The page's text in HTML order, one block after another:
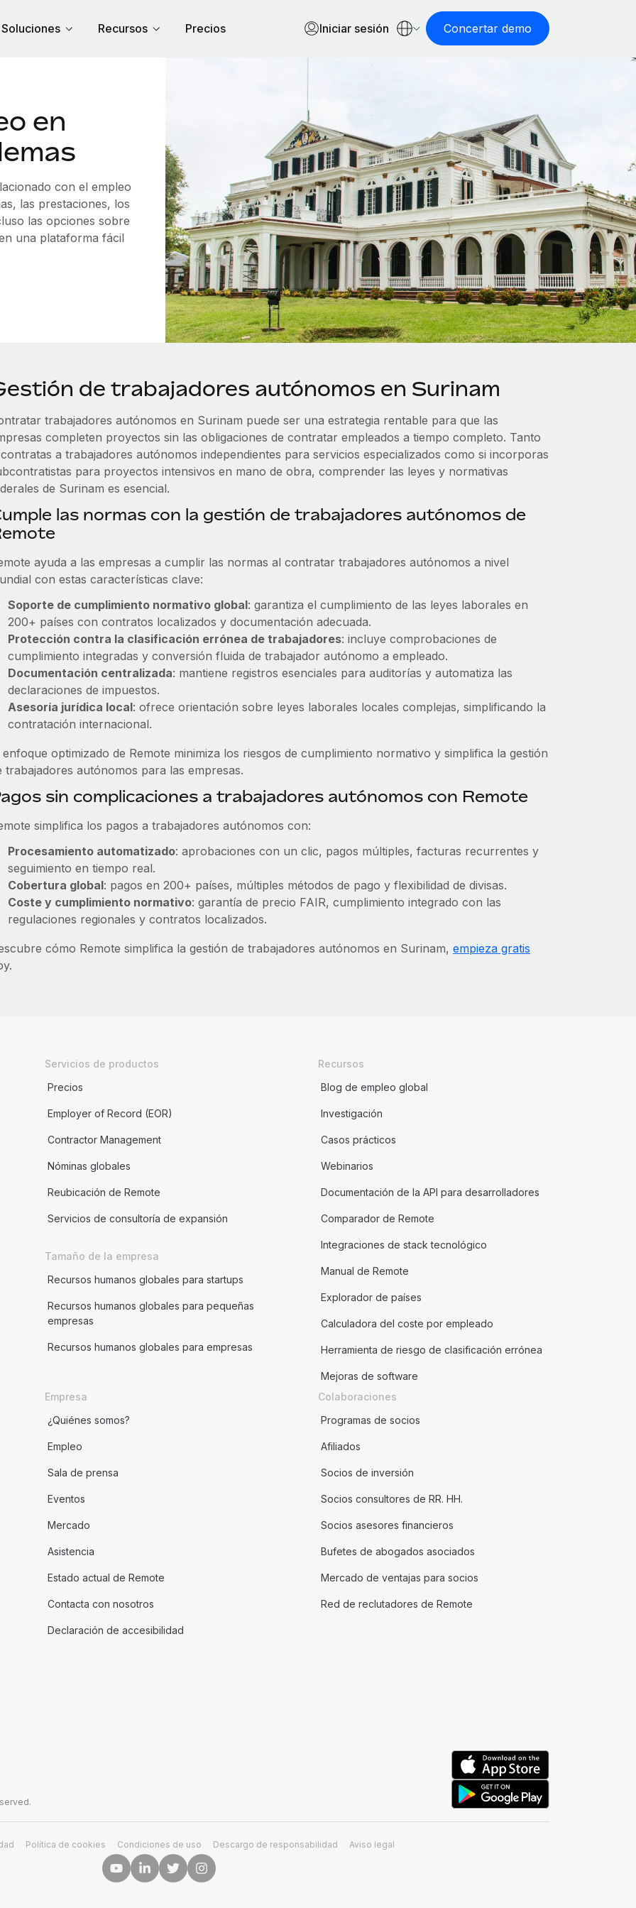
Soluciones Recursos Precios Iniciar sesión Concertar demo
en
con el empleo
las prestaciones, los
las opciones sobre
una plataforma fácil
de trabajadores autónomos en Surinam
trabajadores autónomos en Surinam puede ser una estrategia rentable para que las
completen proyectos sin las obligaciones de contratar empleados a tiempo completo. Tanto
a trabajadores autónomos independientes para servicios especializados como si incorporas
para proyectos intensivos en mano de obra, comprender las leyes y normativas
de Surinam es esencial.
las normas con la gestión de trabajadores autónomos de
ayuda a las empresas a cumplir las normas al contratar trabajadores autónomos a nivel
con estas características clave:
Soporte de cumplimiento normativo global: garantiza el cumplimiento de las leyes laborales en
200+ países con contratos localizados y documentación adecuada.
Protección contra la clasificación errónea de trabajadores: incluye comprobaciones de
cumplimiento integradas y conversión fluida de trabajador autónomo a empleado.
Documentación centralizada: mantiene registros esenciales para auditorías y automatiza las
declaraciones de impuestos.
Asesoría jurídica local: ofrece orientación sobre leyes laborales locales complejas, simplificando la
contratación internacional.
enfoque optimizado de Remote minimiza los riesgos de cumplimiento normativo y simplifica la gestión
trabajadores autónomos para las empresas.
sin complicaciones a trabajadores autónomos con Remote
simplifica los pagos a trabajadores autónomos con:
Procesamiento automatizado: aprobaciones con un clic, pagos múltiples, facturas recurrentes y
seguimiento en tiempo real.
Cobertura global: pagos en 200+ países, múltiples métodos de pago y flexibilidad de divisas.
Coste y cumplimiento normativo: garantía de precio FAIR, cumplimiento integrado con las
regulaciones regionales y contratos localizados.
cómo Remote simplifica la gestión de trabajadores autónomos en Surinam, empieza gratis
Servicios de productos
Precios
Employer of Record (EOR)
Contractor Management
Nóminas globales
Reubicación de Remote
Servicios de consultoría de expansión
Tamaño de la empresa
Recursos humanos globales para startups
Recursos humanos globales para pequeñas
empresas
Recursos humanos globales para empresas
Recursos
Blog de empleo global
Investigación
Casos prácticos
Webinarios
Documentación de la API para desarrolladores
Comparador de Remote
Integraciones de stack tecnológico
Manual de Remote
Explorador de países
Calculadora del coste por empleado
Herramienta de riesgo de clasificación errónea
Mejoras de software
Empresa
¿Quiénes somos?
Empleo
Sala de prensa
Eventos
Mercado
Asistencia
Estado actual de Remote
Contacta con nosotros
Declaración de accesibilidad
Colaboraciones
Programas de socios
Afiliados
Socios de inversión
Socios consultores de RR. HH.
Socios asesores financieros
Bufetes de abogados asociados
Mercado de ventajas para socios
Red de reclutadores de Remote
Política de cookies Condiciones de uso Descargo de responsabilidad Aviso legal